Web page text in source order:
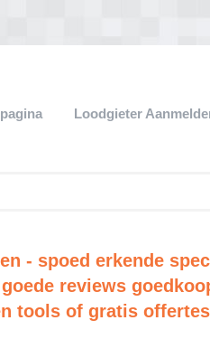
Loodgieter
- spoed erkende
reviews
tools of gratis